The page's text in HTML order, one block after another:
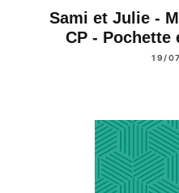
Sami et Julie -
CP - Pochette
19/